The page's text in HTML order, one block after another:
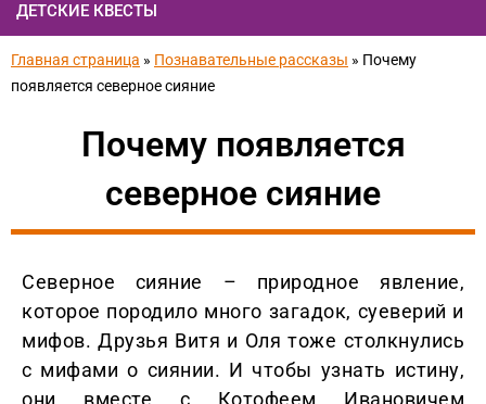
ДЕТСКИЕ КВЕСТЫ
Главная страница » Познавательные рассказы » Почему
появляется северное сияние
Почему появляется
северное сияние
Северное сияние – природное явление,
которое породило много загадок, суеверий и
мифов. Друзья Витя и Оля тоже столкнулись
с мифами о сиянии. И чтобы узнать истину,
они вместе с Котофеем Ивановичем